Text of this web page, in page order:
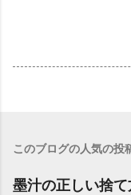
このブログの人気の投
墨汁の正しい捨